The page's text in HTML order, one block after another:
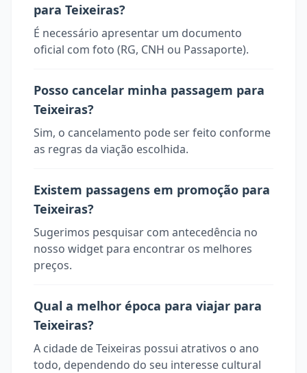
para Teixeiras?
É necessário apresentar um documento
oficial com foto (RG, CNH ou Passaporte).
Posso cancelar minha passagem para
Teixeiras?
Sim, o cancelamento pode ser feito conforme
as regras da viação escolhida.
Existem passagens em promoção para
Teixeiras?
Sugerimos pesquisar com antecedência no
nosso widget para encontrar os melhores
preços.
Qual a melhor época para viajar para
Teixeiras?
A cidade de Teixeiras possui atrativos o ano
todo, dependendo do seu interesse cultural